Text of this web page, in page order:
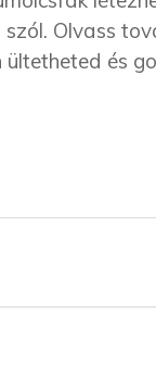
Olvass
és